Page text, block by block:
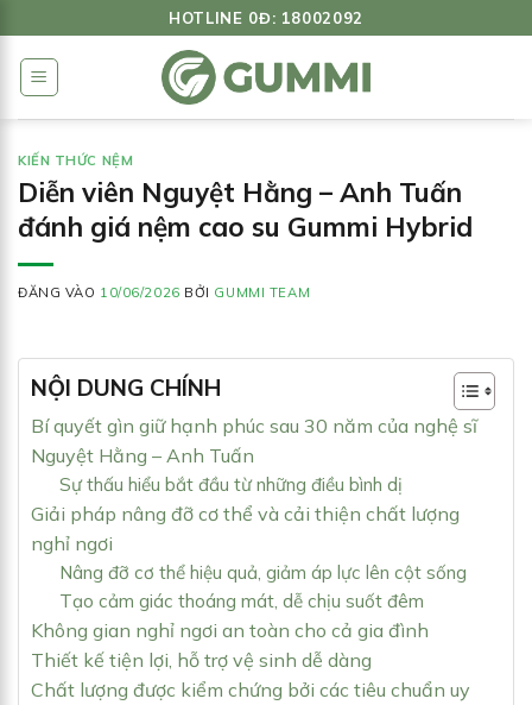
qua
dung
HOTLINE 0Đ: 18002092
KIẾN THỨC NỆM
Diễn viên Nguyệt Hằng – Anh Tuấn
đánh giá nệm cao su Gummi Hybrid
ĐĂNG VÀO 10/06/2026 BỞI GUMMI TEAM
NỘI DUNG CHÍNH
Bí quyết gìn giữ hạnh phúc sau 30 năm của nghệ sĩ
Nguyệt Hằng – Anh Tuấn
Sự thấu hiểu bắt đầu từ những điều bình dị
Giải pháp nâng đỡ cơ thể và cải thiện chất lượng
nghỉ ngơi
Nâng đỡ cơ thể hiệu quả, giảm áp lực lên cột sống
Tạo cảm giác thoáng mát, dễ chịu suốt đêm
Không gian nghỉ ngơi an toàn cho cả gia đình
Thiết kế tiện lợi, hỗ trợ vệ sinh dễ dàng
Chất lượng được kiểm chứng bởi các tiêu chuẩn uy